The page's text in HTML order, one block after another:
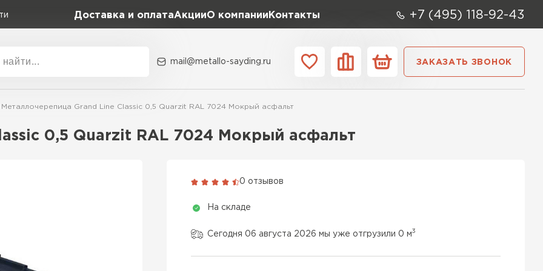
Доставка и оплатаАкцииО компании Контакты +7 (495) 118-92-43
Коллекция
Classic Grand Line
Доборные элементы
mail@metallo-sayding.ru ЗАКАЗАТЬ ЗВОНОК
Металлочерепица Grand Line Classic 0,5 Quarzit RAL 7024 Мокрый асфальт
0,5 Quarzit RAL 7024 Мокрый асфальт
0 отзывов
На складе
Сегодня 06 августа 2026 мы уже отгрузили 0 м3